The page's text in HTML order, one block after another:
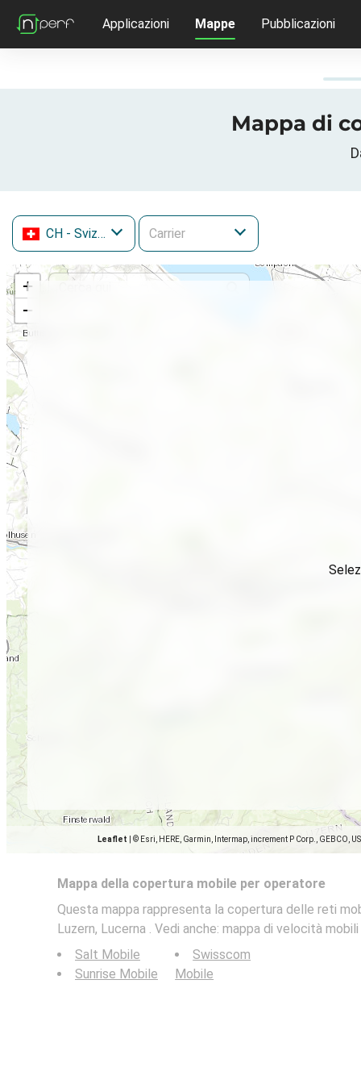
Applicazioni Mappe Pubblicazioni
Mappa di
CH - Svizzera
+
−
Leaflet © Esri, HERE, Garmin, Intermap, increment P Corp., GEBCO,
Mappa della copertura mobile per operatore
Questa mappa rappresenta la copertura delle reti
Luzern, Lucerna . Vedi anche: mappa di velocità
Salt Mobile
Sunrise Mobile
Swisscom
Mobile